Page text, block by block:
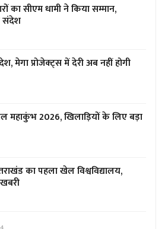
का सीएम धामी ने किया सम्मान,
संदेश
मेगा प्रोजेक्ट्स में देरी अब नहीं होगी
महाकुंभ 2026, खिलाड़ियों के लिए बड़ा
का पहला खेल विश्वविद्यालय,